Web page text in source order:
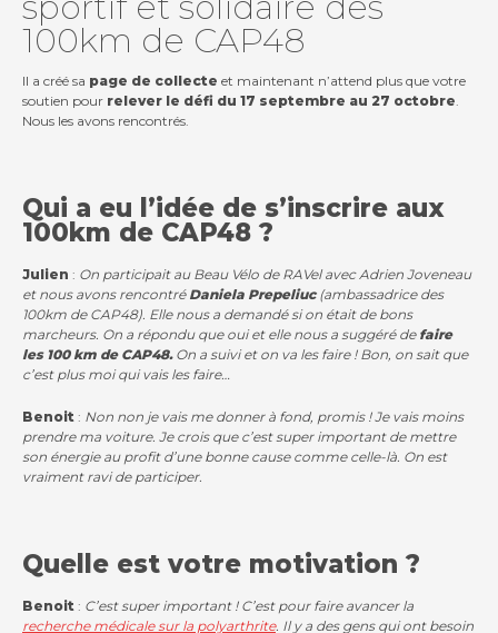
Actualités
Viva for Life
100km de CAP48
Il a créé sa page de collecte et maintenant n’attend plus que votre
soutien pour relever le défi du 17 septembre au 27 octobre.
Nous les avons rencontrés.
Qui a eu l’idée de s’inscrire aux
100km de CAP48 ?
Julien : On participait au Beau Vélo de RAVel avec Adrien Joveneau
et nous avons rencontré Daniela Prepeliuc(ambassadrice des
100km de CAP48). Elle nous a demandé si on était de bons
marcheurs. On a répondu que oui et elle nous a suggéré de faire
les 100 km de CAP48.On a suivi et on va les faire ! Bon, on sait que
c’est plus moi qui vais les faire…
Benoit : Non non je vais me donner à fond, promis ! Je vais moins
prendre ma voiture. Je crois que c’est super important de mettre
son énergie au profit d’une bonne cause comme celle-là. On est
vraiment ravi de participer.
Quelle est votre motivation ?
Benoit : C’est super important ! C’est pour faire avancer la
recherche médicale sur la polyarthrite. Il y a des gens qui ont besoin